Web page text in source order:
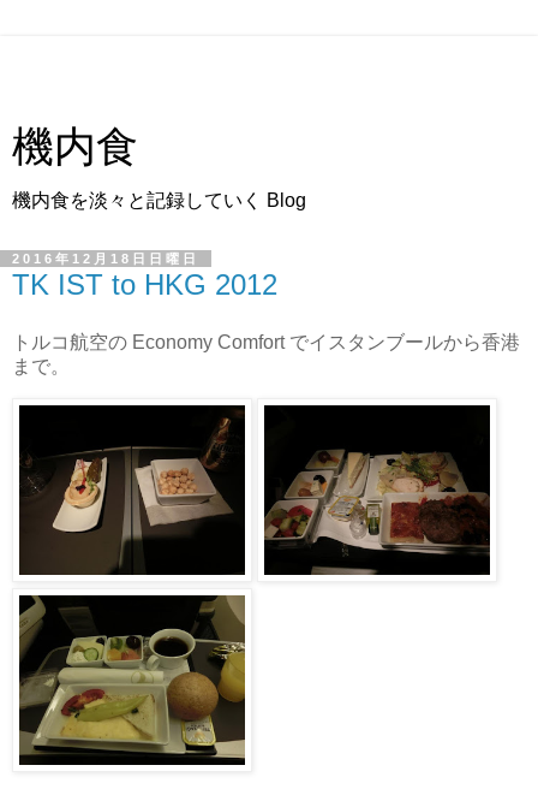
機内食
機内食を淡々と記録していく Blog
2016年12月18日日曜日
TK IST to HKG 2012
トルコ航空の Economy Comfort でイスタンブールから香港
まで。